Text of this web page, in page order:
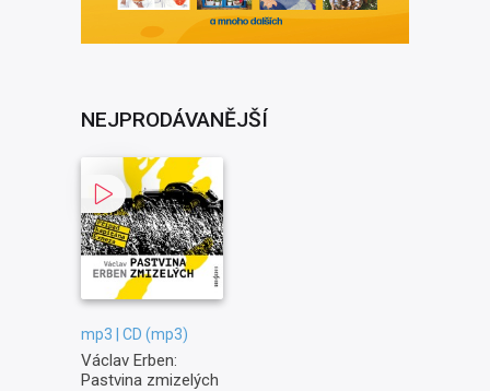
NEJPRODÁVANĚJŠÍ
mp3 | CD (mp3)
Václav Erben:
Pastvina zmizelých